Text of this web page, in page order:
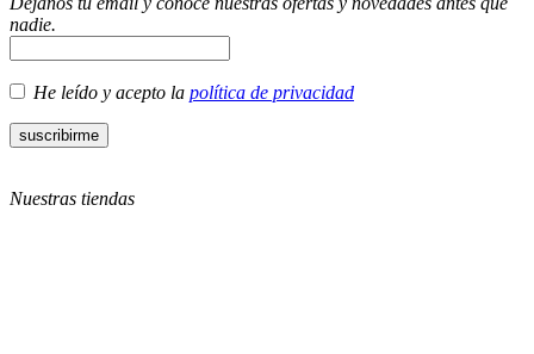
nadie.
He leído y acepto la política de privacidad
Nuestras tiendas